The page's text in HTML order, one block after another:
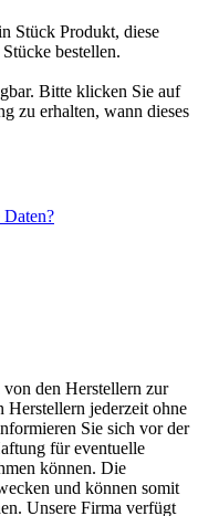
Stück Produkt, diese
bestellen.
Bitte klicken Sie auf
zu erhalten, wann dieses
Daten?
den Herstellern zur
Herstellern jederzeit ohne
Sie sich vor der
für eventuelle
können. Die
und können somit
Unsere Firma verfügt